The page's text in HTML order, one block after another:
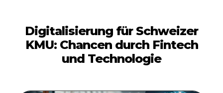
Digitalisierung für Schweizer
KMU: Chancen durch Fintech
und Technologie